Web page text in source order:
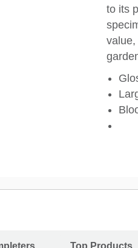
to its
Top Products